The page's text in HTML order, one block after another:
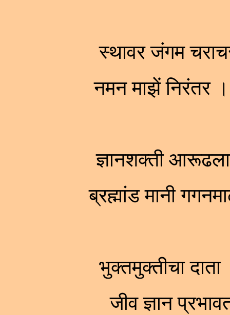
स्थावर जंगम
नमन माझें निरंतर
ज्ञानशक्ती
ब्रह्मांड मानी
भुक्तमुक्तीचा
जीव ज्ञान